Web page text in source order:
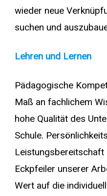
wieder neue
suchen und
Lehren und Lernen
Pädagogische
Maß an fachlichem
hohe Qualität des
Schule.
Leistungsbereitschaft
Eckpfeiler unserer
Wert auf die